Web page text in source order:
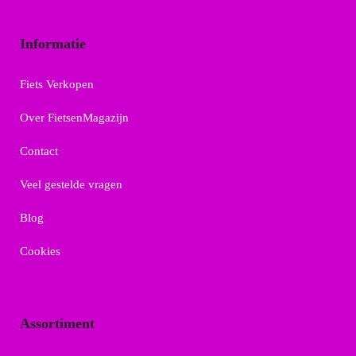
Informatie
Fiets Verkopen
Over FietsenMagazijn
Contact
Veel gestelde vragen
Blog
Cookies
Assortiment